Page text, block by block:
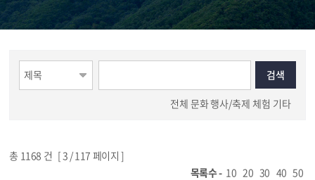
전체 문화행사/축제 체험 기타
총 1168 건 [3 / 117 페이지 ]
목록수 - 10 20 30 40 50